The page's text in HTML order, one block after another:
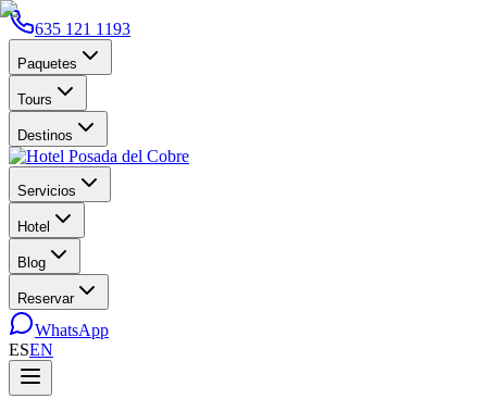
635 121 1193
Paquetes
Tours
Destinos
Servicios
Hotel
Blog
Reservar
WhatsApp
ESEN